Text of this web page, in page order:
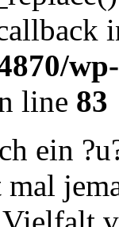
line 83
ein
mal